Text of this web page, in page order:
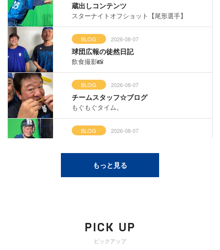
蔵出しコンテンツ
スターナイトオフショット【尾形選手】
BLOG 2026-08-07
球団広報の徒然日記
飲食撮影📸
BLOG 2026-08-07
チームスタッフ☆ブログ
もぐもぐタイム。
BLOG 2026-08-07
スターナイトオフショット【戸柱選手】
BLOG 2026-08-06
BLOG 2026-08-06
蔵出しコンテンツ
スターナイトオフショット【筒香選手】
もっと見る
PICK UP
ピックアップ